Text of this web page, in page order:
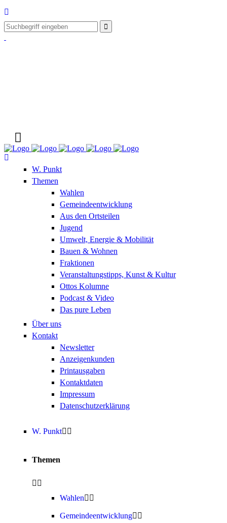
W. Punkt
Themen
Wahlen
Gemeindeentwicklung
Aus den Ortsteilen
Jugend
Umwelt, Energie & Mobilität
Bauen & Wohnen
Fraktionen
Veranstaltungstipps, Kunst & Kultur
Ottos Kolumne
Podcast & Video
Das pure Leben
Über uns
Kontakt
Newsletter
Anzeigenkunden
Printausgaben
Kontaktdaten
Impressum
Datenschutzerklärung
W. Punkt
Themen
Wahlen
Gemeindeentwicklung